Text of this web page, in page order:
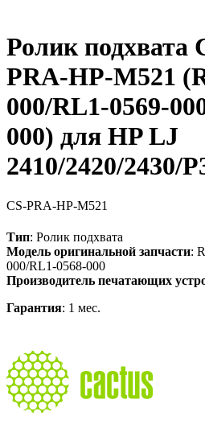
Ролик подхвата
PRA-HP-M521
000/RL1-0569-
000) для HP LJ
2410/2420/2430/
CS-PRA-HP-M521
Тип: Ролик подхвата
Модель оригинальной запчасти:
000/RL1-0568-000
Производитель печатающих
Гарантия: 1 мес.